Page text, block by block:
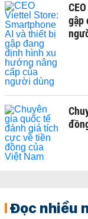
gập
Đọc nhiều